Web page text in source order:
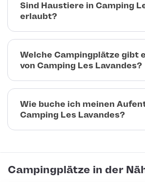
Sind Haustiere in Camping
erlaubt?
Welche Campingplätze gibt
von Camping Les Lavandes?
Wie buche ich meinen
Camping Les Lavandes?
Campingplätze in der